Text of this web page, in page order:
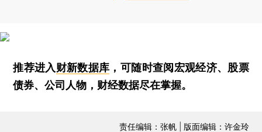
推荐进入财新数据库 ，可随时查阅宏观经济、股票
债券、公司人物，财经数据尽在掌握。
责任编辑：张帆 | 版面编辑：许金玲